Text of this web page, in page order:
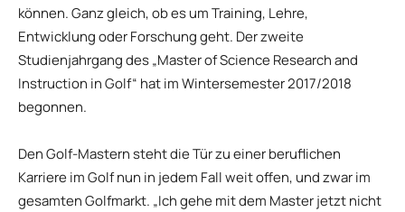
können. Ganz gleich, ob es um Training, Lehre,
Entwicklung oder Forschung geht. Der zweite
Studienjahrgang des „Master of Science Research and
Instruction in Golf“ hat im Wintersemester 2017/2018
begonnen.
Den Golf-Mastern steht die Tür zu einer beruflichen
Karriere im Golf nun in jedem Fall weit offen, und zwar im
gesamten Golfmarkt. „Ich gehe mit dem Master jetzt nicht